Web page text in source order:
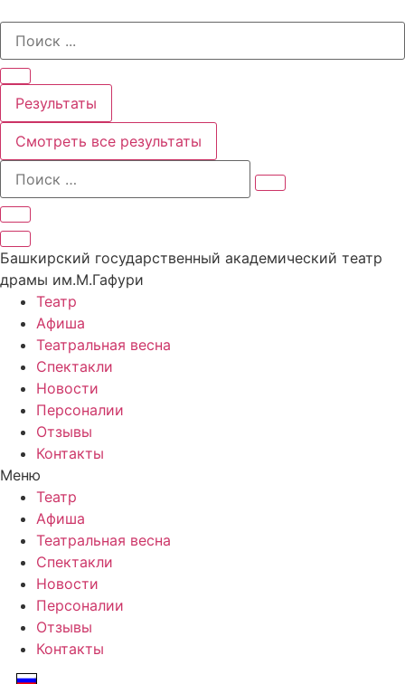
содержимому
Search
Результаты
Смотреть все результаты
Башкирский государственный академический театр
драмы им.М.Гафури
Театр
Афиша
Театральная весна
Спектакли
Новости
Персоналии
Отзывы
Контакты
Меню
Театр
Афиша
Театральная весна
Спектакли
Новости
Персоналии
Отзывы
Контакты